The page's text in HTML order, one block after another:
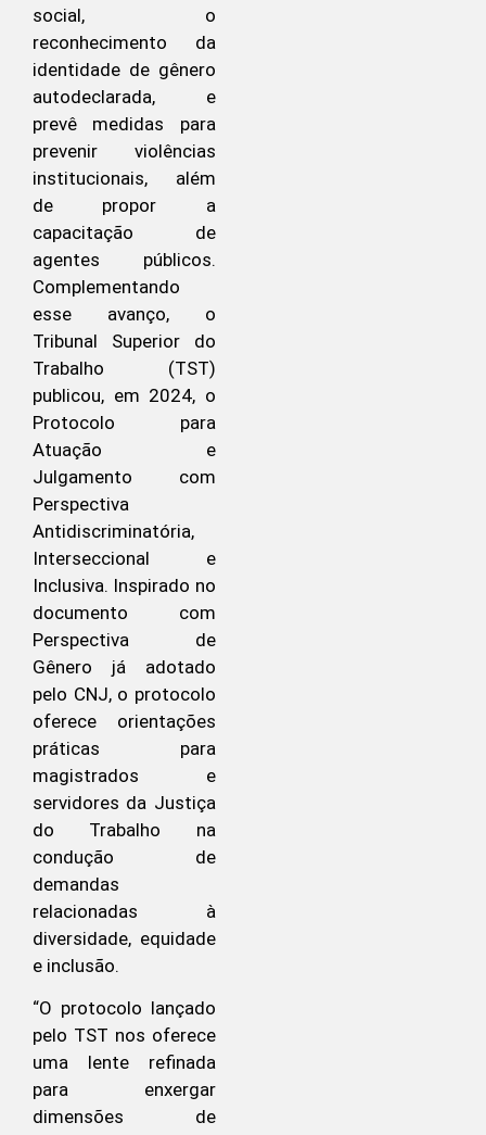
social, o
reconhecimento da
identidade de gênero
autodeclarada, e
prevê medidas para
prevenir violências
institucionais, além
de propor a
capacitação de
agentes públicos.
Complementando
esse avanço, o
Tribunal Superior do
Trabalho (TST)
publicou, em 2024, o
Protocolo para
Atuação e
Julgamento com
Perspectiva
Antidiscriminatória,
Interseccional e
Inclusiva. Inspirado no
documento com
Perspectiva de
Gênero já adotado
pelo CNJ, o protocolo
oferece orientações
práticas para
magistrados e
servidores da Justiça
do Trabalho na
condução de
demandas
relacionadas à
diversidade, equidade
e inclusão.
“O protocolo lançado
pelo TST nos oferece
uma lente refinada
para enxergar
dimensões de